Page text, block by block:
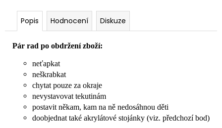
Popis Hodnocení Diskuze
Pár rad po obdržení zboží:
neťapkat
neškrabkat
chytat pouze za okraje
nevystavovat tekutinám
postavit někam, kam na ně nedosáhnou děti
doobjednat také akrylátové stojánky (viz. předchozí bod)